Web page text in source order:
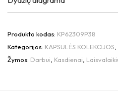
Produkto kodas: KP62309P38
Kategorijos: KAPSULĖS KOLEKCIJOS
Žymos: Darbui Kasdienai